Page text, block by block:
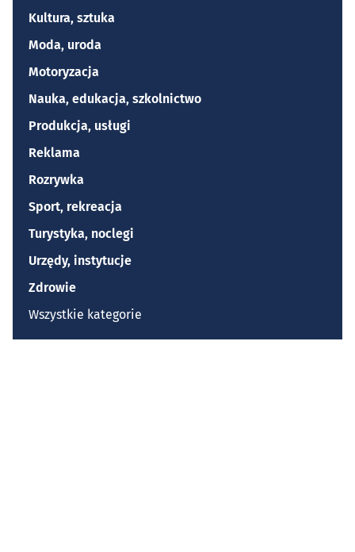
Kultura, sztuka
Moda, uroda
Motoryzacja
Nauka, edukacja, szkolnictwo
Produkcja, usługi
Reklama
Rozrywka
Sport, rekreacja
Turystyka, noclegi
Urzędy, instytucje
Zdrowie
Wszystkie kategorie